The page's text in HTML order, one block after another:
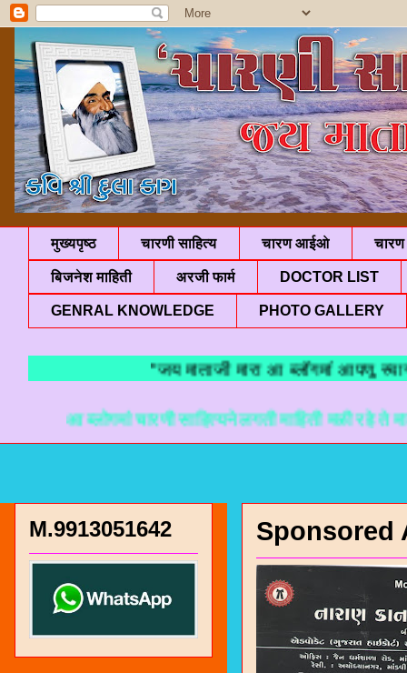
मुख्यपृष्ठ चारणी साहित्य चारण आईओ चारण
बिजनेश माहिती अरजी फार्म DOCTOR LIST
GENRAL KNOWLEDGE PHOTO GALLERY
"जय माताजी मारा आ ब्लॉगमां आपणु
आ ब्लोगमां चारणी साहित्यने लगती माहिती मळी रहे ते माटे
Sponsored
M.9913051642